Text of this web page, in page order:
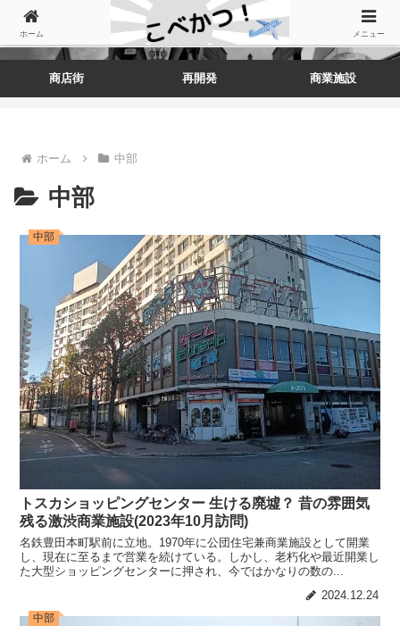
商店街 再開発 商業施設
ホーム 中部
中部
中部
トスカショッピングセンター 生ける廃墟？ 昔の雰囲気
残る激渋商業施設(2023年10月訪問)
名鉄豊田本町駅前に立地。1970年に公団住宅兼商業施設として開業
し、現在に至るまで営業を続けている。しかし、老朽化や最近開業し
た大型ショッピングセンターに押され、今ではかなりの数の...
2024.12.24
中部
ホーム メニュー